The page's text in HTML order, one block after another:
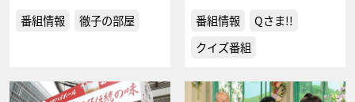
番組情報 徹子の部屋 番組情報
Qさま!!
クイズ番組